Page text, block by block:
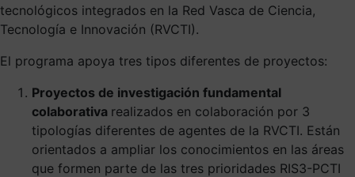
tecnológicos integrados en la Red Vasca de Ciencia,
Tecnología e Innovación (RVCTI).
El programa apoya tres tipos diferentes de proyectos:
Proyectos de investigación fundamental
colaborativa realizados en colaboración por 3
tipologías diferentes de agentes de la RVCTI. Están
orientados a ampliar los conocimientos en las áreas
que formen parte de las tres prioridades RIS3-PCTI